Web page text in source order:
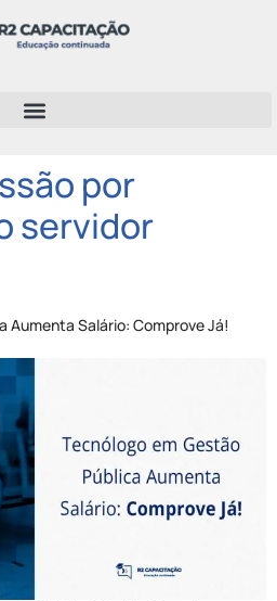
por
servidor
Aumenta Salário: Comprove Já!